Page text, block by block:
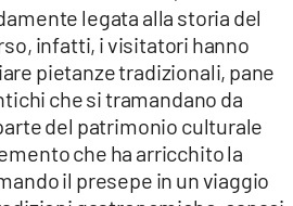
legata alla storia del
infatti, i visitatori hanno
pietanze tradizionali, pane
che si tramandano da
del patrimonio culturale
che ha arricchito la
il presepe in un viaggio